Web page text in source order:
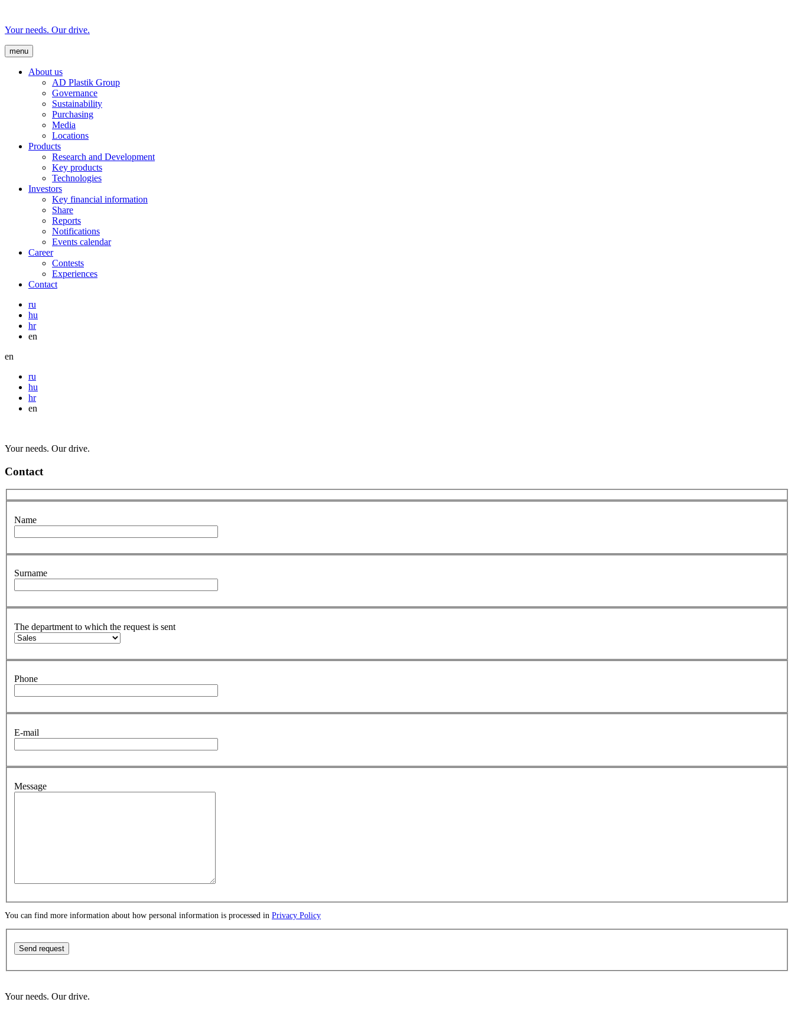
Your needs. Our drive.
menu
About us
AD Plastik Group
Governance
Sustainability
Purchasing
Media
Locations
Products
Research and Development
Key products
Technologies
Investors
Key financial information
Share
Reports
Notifications
Events calendar
Career
Contests
Experiences
Contact
ru
hu
hr
en
en
ru
hu
hr
en
Your needs. Our drive.
Contact
Name
Surname
The department to which the request is sent
Phone
E-mail
Message
You can find more information about how personal information is processed in Privacy Policy
Send request
Your needs. Our drive.